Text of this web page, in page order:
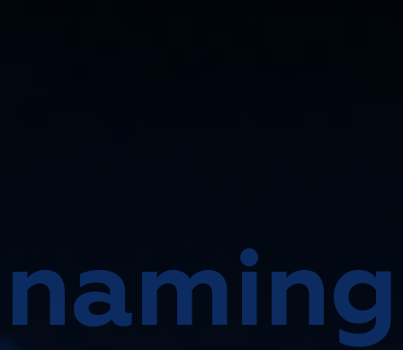
naming